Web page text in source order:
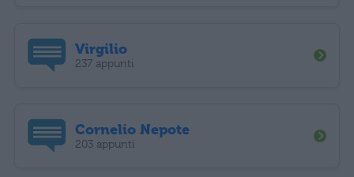
Virgilio
237 appunti
Cornelio Nepote
203 appunti